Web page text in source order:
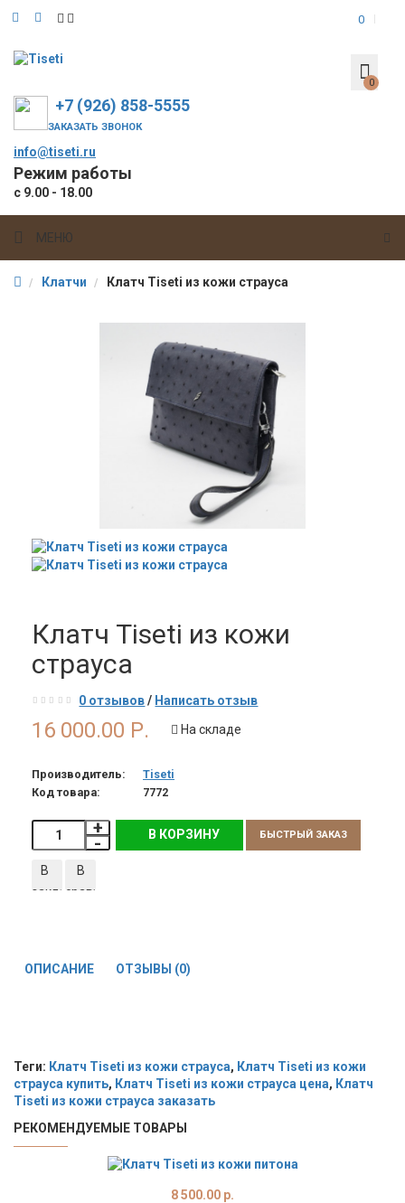
0
0
+7 (926) 858-5555
ЗАКАЗАТЬ ЗВОНОК
info@tiseti.ru
Режим работы
с 9.00 - 18.00
МЕНЮ
Клатчи Клатч Tiseti из кожи страуса
Клатч Tiseti из кожи
страуса
0 отзывов/ Написать отзыв
16 000.00 Р. На складе
Производитель:
Tiseti
Код товара:
7772
В КОРЗИНУ БЫСТРЫЙ ЗАКАЗ
В
закладки
В
сравнение
ОПИСАНИЕ ОТЗЫВЫ (0)
Теги: Клатч Tiseti из кожи страуса, Клатч Tiseti из кожи
страуса купить, Клатч Tiseti из кожи страуса цена, Клатч
Tiseti из кожи страуса заказать
РЕКОМЕНДУЕМЫЕ ТОВАРЫ
8 500.00 р.